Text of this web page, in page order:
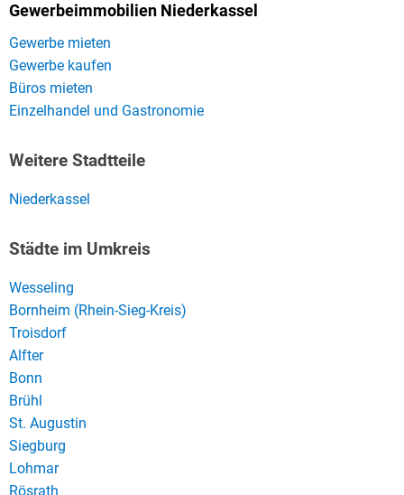
Gewerbeimmobilien Niederkassel
Gewerbe mieten
Gewerbe kaufen
Büros mieten
Einzelhandel und Gastronomie
Weitere Stadtteile
Niederkassel
Städte im Umkreis
Wesseling
Bornheim (Rhein-Sieg-Kreis)
Troisdorf
Alfter
Bonn
Brühl
St. Augustin
Siegburg
Lohmar
Rösrath